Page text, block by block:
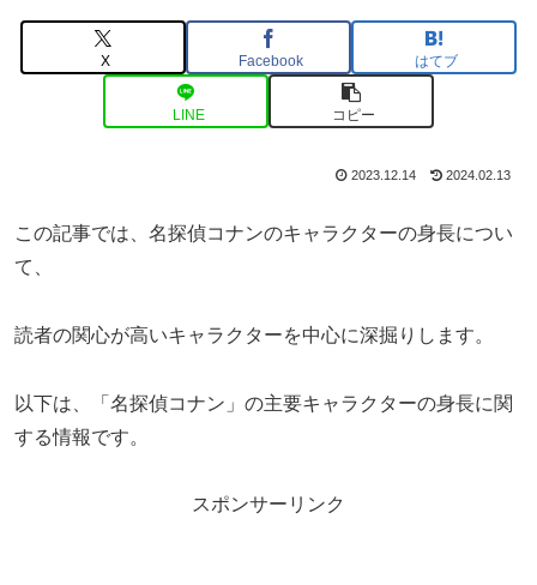
X Facebook はてブ
LINE コピー
2023.12.14 2024.02.13
この記事では、名探偵コナンのキャラクターの身長につい
て、
読者の関心が高いキャラクターを中心に深掘りします。
以下は、「名探偵コナン」の主要キャラクターの身長に関
する情報です。
スポンサーリンク